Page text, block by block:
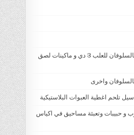
ماكينات التغليف بالسلوفان للعلب 3 دي و ماكينات لصق
واخرى
تلحم اغطية العبوات البلاستيكية
و حبيبات وتعبئة مساحيق في اكياس